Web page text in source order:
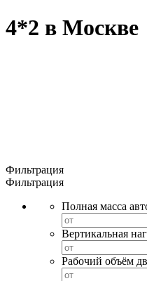
4*2 в Москве
Фильтрация
Фильтрация
Полная масса
Вертикальная
Рабочий объём